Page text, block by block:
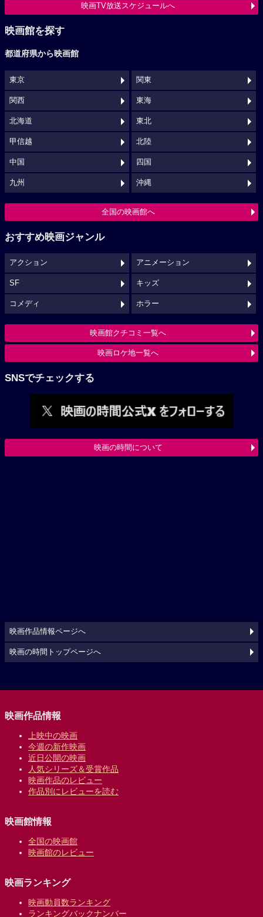
映画TV放送スケジュールへ
映画館を探す
都道府県から映画館
東京 関東
関西 東海
北海道 東北
甲信越 北陸
中国 四国
九州 沖縄
全国の映画館へ
おすすめ映画ジャンル
アクション アニメーション
SF キッズ
コメディ ホラー
映画館クチコミ一覧へ
映画ロケ地一覧へ
SNSでチェックする
映画の時間について
映画作品情報ページへ
映画の時間トップページへ
映画作品情報
上映中の映画
今週の新作映画
近日公開の映画
人気シリーズ＆受賞作品
映画作品のレビュー
作品別にレビューを読む
映画館情報
全国の映画館
映画館のレビュー
映画ランキング
映画動員数ランキング
ランキングバックナンバー